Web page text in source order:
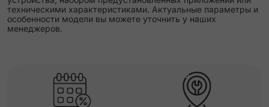
техническими характеристиками. Актуальные параметры и
особенности модели вы можете уточнить у наших
менеджеров.